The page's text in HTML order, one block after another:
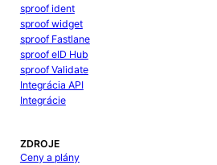
sproof ident
sproof widget
sproof Fastlane
sproof eID Hub
sproof Validate
Integrácia API
Integrácie
ZDROJE
Ceny a plány